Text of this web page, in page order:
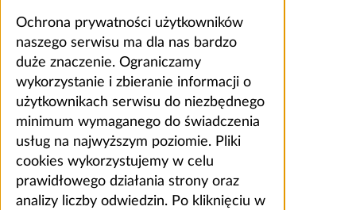
Ochrona prywatności użytkowników
naszego serwisu ma dla nas bardzo
duże znaczenie. Ograniczamy
wykorzystanie i zbieranie informacji o
użytkownikach serwisu do niezbędnego
minimum wymaganego do świadczenia
usług na najwyższym poziomie. Pliki
cookies wykorzystujemy w celu
prawidłowego działania strony oraz
analizy liczby odwiedzin. Po kliknięciu w